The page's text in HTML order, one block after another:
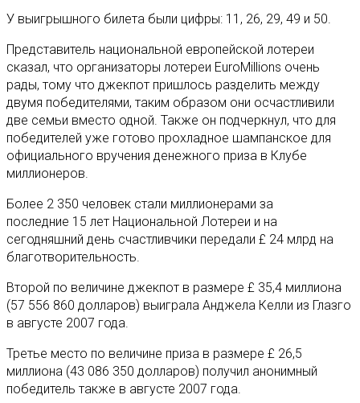
У выигрышного билета были цифры: 11, 26, 29, 49 и 50.
Представитель национальной европейской лотереи
сказал, что организаторы лотереи EuroMillions очень
рады, тому что джекпот пришлось разделить между
двумя победителями, таким образом они осчастливили
две семьи вместо одной. Также он подчеркнул, что для
победителей уже готово прохладное шампанское для
официального вручения денежного приза в Клубе
миллионеров.
Более 2 350 человек стали миллионерами за
последние 15 лет Национальной Лотереи и на
сегодняшний день счастливчики передали £ 24 млрд на
благотворительность.
Второй по величине джекпот в размере £ 35,4 миллиона
(57 556 860 долларов) выиграла Анджела Келли из Глазго
в августе 2007 года.
Третье место по величине приза в размере £ 26,5
миллиона (43 086 350 долларов) получил анонимный
победитель также в августе 2007 года.